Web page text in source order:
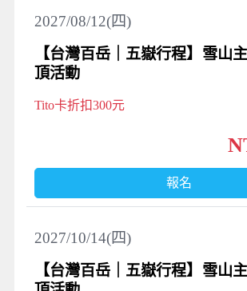
2027/08/12(四)
【台灣百岳｜五嶽行程】雪山
頂活動
Tito卡折扣300元
報名
2027/10/14(四)
【台灣百岳｜五嶽行程】雪山